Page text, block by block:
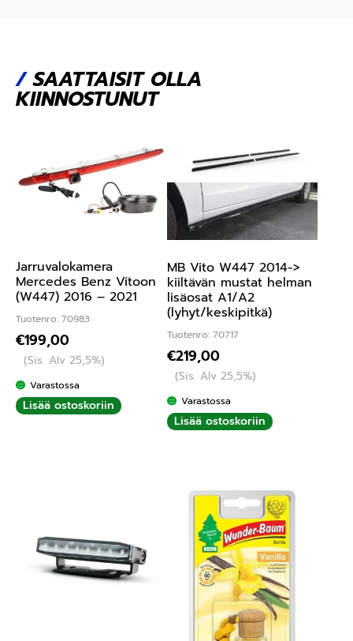
/SAATTAISIT OLLA
KIINNOSTUNUT
Jarruvalokamera
Mercedes Benz Vitoon
(W447) 2016 – 2021
Tuotenro: 70983
€199,00
(Sis. Alv 25,5%)
Varastossa
Lisää ostoskoriin
MB Vito W447 2014->
kiiltävän mustat helman
lisäosat A1/A2
(lyhyt/keskipitkä)
Tuotenro: 70717
€219,00
(Sis. Alv 25,5%)
Varastossa
Lisää ostoskoriin